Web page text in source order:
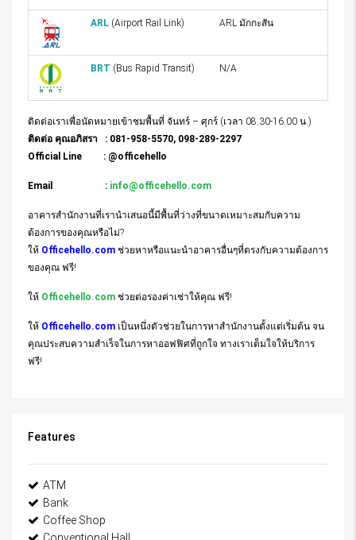
ARL (Airport Rail Link) ARL มักกะสัน
BRT (Bus Rapid Transit) N/A
ติดต่อเราเพื่อนัดหมายเข้าชมพื้นที่ จันทร์ – ศุกร์ (เวลา 08.30-16.00 น.)
ติดต่อ คุณอภิสรา : 081-958-5570, 098-289-2297
Official Line : @officehello
Email : info@officehello.com
อาคารสำนักงานที่เรานำเสนอนี้มีพื้นที่ว่างที่ขนาดเหมาะสมกับความ
ต้องการของคุณหรือไม่?
ให้ Officehello.com ช่วยหาหรือแนะนำอาคารอื่นๆที่ตรงกับความต้องการ
ของคุณ ฟรี!
ให้ Officehello.com ช่วยต่อรองค่าเช่าให้คุณ ฟรี!
ให้ Officehello.com เป็นหนึ่งตัวช่วยในการหาสำนักงานตั้งแต่เริ่มต้น จน
คุณประสบความสำเร็จในการหาออฟฟิศที่ถูกใจ ทางเราเต็มใจให้บริการ
ฟรี!
Features
ATM
Bank
Coffee Shop